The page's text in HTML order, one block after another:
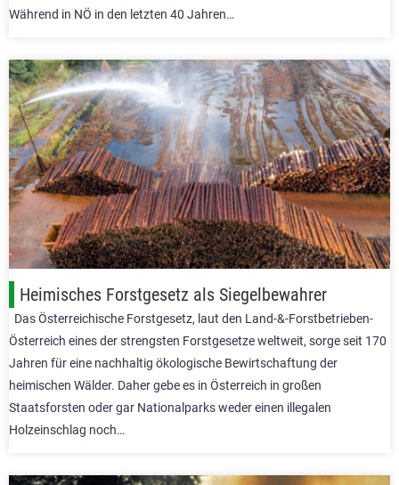
Während in NÖ in den letzten 40 Jahren…
Heimisches Forstgesetz als Siegelbewahrer
Das Österreichische Forstgesetz, laut den Land-&-Forstbetrieben-
Österreich eines der strengsten Forstgesetze weltweit, sorge seit 170
Jahren für eine nachhaltig ökologische Bewirtschaftung der
heimischen Wälder. Daher gebe es in Österreich in großen
Staatsforsten oder gar Nationalparks weder einen illegalen
Holzeinschlag noch…